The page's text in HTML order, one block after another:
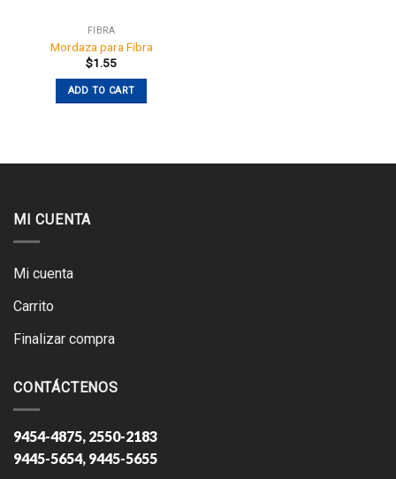
FIBRA
Mordaza para Fibra
$1.55
ADD TO CART
MI CUENTA
Mi cuenta
Carrito
Finalizar compra
CONTÁCTENOS
9454-4875, 2550-2183
9445-5654, 9445-5655